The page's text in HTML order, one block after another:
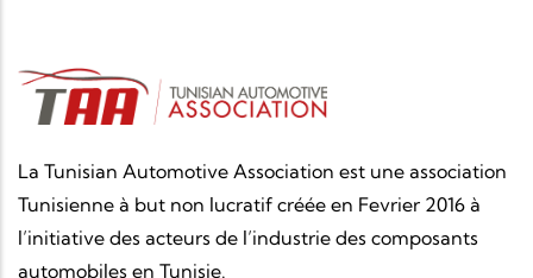
La Tunisian Automotive Association est une association
Tunisienne à but non lucratif créée en Fevrier 2016 à
l’initiative des acteurs de l’industrie des composants
automobiles en Tunisie.